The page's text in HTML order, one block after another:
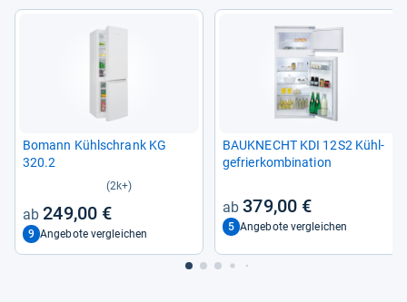
Bomann Kühl­schrank KG
320.2
(2k+)
249,00 €
9 Angebote vergleichen
BAU­KNECHT KDI 12S2 Kühl­
ge­frier­kom­bi­na­tion
379,00 €
5 Angebote vergleichen